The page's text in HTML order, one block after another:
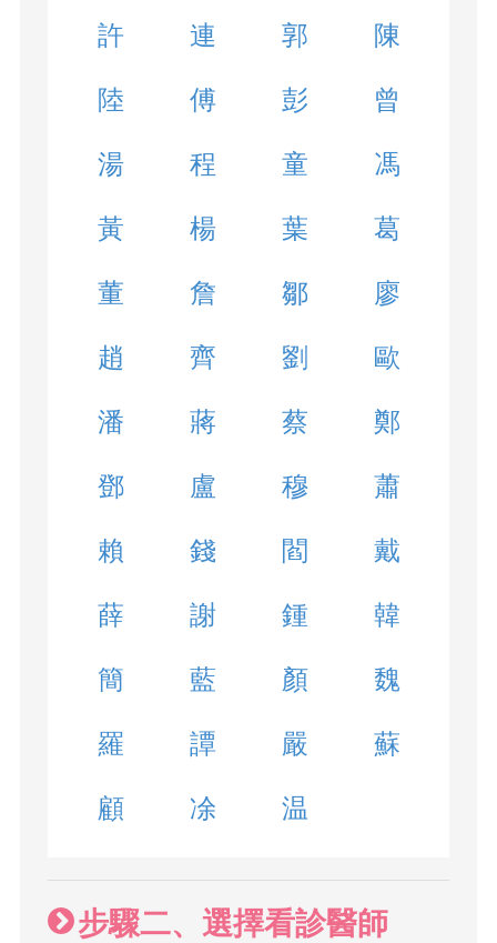
許 連 郭 陳
陸 傅 彭 曾
湯 程 童 馮
黃 楊 葉 葛
董 詹 鄒 廖
趙 齊 劉 歐
潘 蔣 蔡 鄭
鄧 盧 穆 蕭
賴 錢 閻 戴
薛 謝 鍾 韓
簡 藍 顏 魏
羅 譚 嚴 蘇
顧 凃 温
步驟二、選擇看診醫師